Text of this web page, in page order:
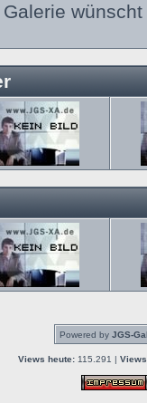
Powered by JGS-
Views heute:115.291 |